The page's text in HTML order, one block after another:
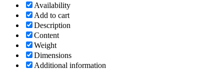
Availability
Add to cart
Description
Content
Weight
Dimensions
Additional information